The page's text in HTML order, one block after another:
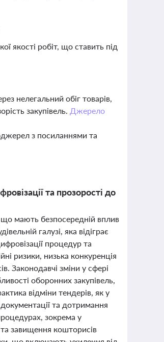
якості робіт, що ставить під
нелегальний обіг товарів,
закупівель. Джерело
з посиланнями та
та прозорості до
що мають безпосередній вплив
галузі, яка відіграє
процедур та
ризики, низька конкуренція
Законодавчі зміни у сфері
оборонних закупівель,
відміни тендерів, як у
та дотримання
зокрема у
та завищення кошторисів